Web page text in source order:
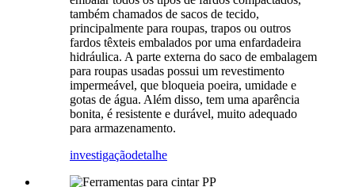
também chamados de sacos de tecido,
principalmente para roupas, trapos ou outros
fardos têxteis embalados por uma enfardadeira
hidráulica. A parte externa do saco de embalagem
para roupas usadas possui um revestimento
impermeável, que bloqueia poeira, umidade e
gotas de água. Além disso, tem uma aparência
bonita, é resistente e durável, muito adequado
para armazenamento.
investigaçãodetalhe